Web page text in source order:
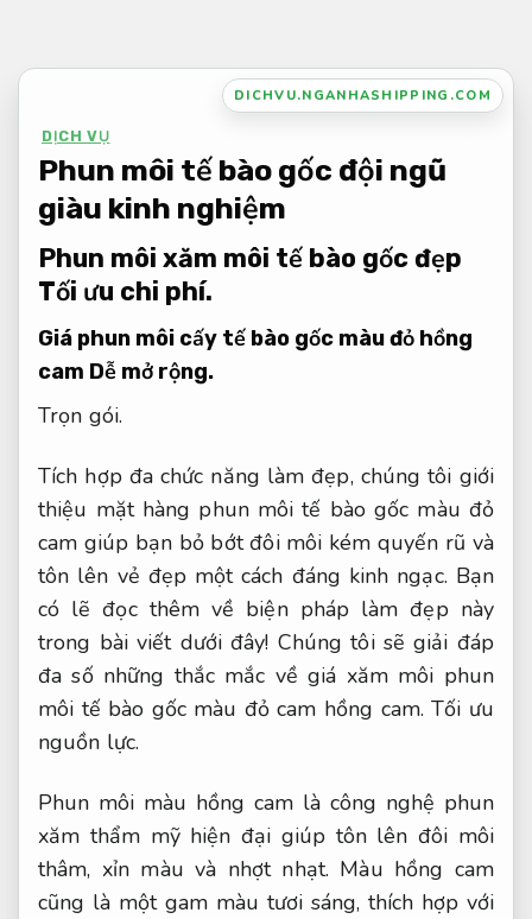
nội
DICHVU.NGANHASHIPPING.COM
DỊCH VỤ
Phun môi tế bào gốc đội ngũ
giàu kinh nghiệm
Phun môi xăm môi tế bào gốc đẹp
Tối ưu chi phí.
Giá phun môi cấy tế bào gốc màu đỏ hồng
cam Dễ mở rộng.
Trọn gói.
Tích hợp đa chức năng làm đẹp, chúng tôi giới
thiệu mặt hàng phun môi tế bào gốc màu đỏ
cam giúp bạn bỏ bớt đôi môi kém quyến rũ và
tôn lên vẻ đẹp một cách đáng kinh ngạc. Bạn
có lẽ đọc thêm về biện pháp làm đẹp này
trong bài viết dưới đây! Chúng tôi sẽ giải đáp
đa số những thắc mắc về giá xăm môi phun
môi tế bào gốc màu đỏ cam hồng cam.Tối ưu
nguồn lực.
Phun môi màu hồng cam là công nghệ phun
xăm thẩm mỹ hiện đại giúp tôn lên đôi môi
thâm, xỉn màu và nhợt nhạt. Màu hồng cam
cũng là một gam màu tươi sáng, thích hợp với